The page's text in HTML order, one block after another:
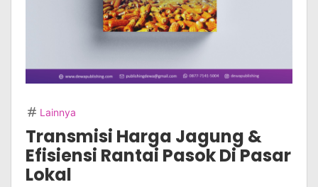
Lainnya
Transmisi Harga Jagung &
Efisiensi Rantai Pasok Di Pasar
Lokal